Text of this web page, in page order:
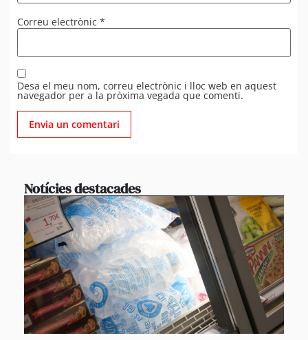
Correu electrònic *
Desa el meu nom, correu electrònic i lloc web en aquest
navegador per a la pròxima vegada que comenti.
Notícies destacades